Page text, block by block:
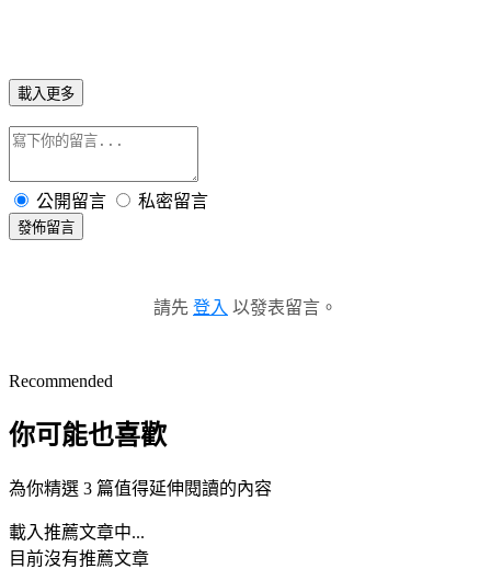
載入更多
公開留言 私密留言
發佈留言
請先 登入 以發表留言。
Recommended
你可能也喜歡
為你精選 3 篇值得延伸閱讀的內容
載入推薦文章中...
目前沒有推薦文章